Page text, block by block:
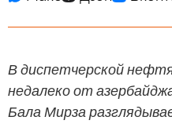
В диспетчерской
недалеко от
Бала Мирза